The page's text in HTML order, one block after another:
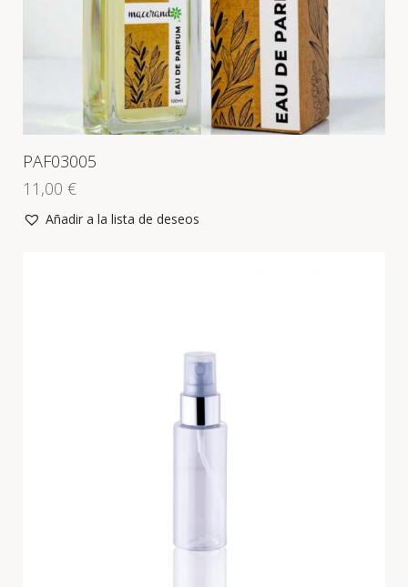
PAF03005
11,00 €
Añadir a la lista de deseos